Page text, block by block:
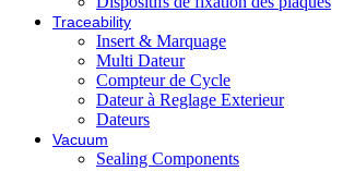
Traceability
Insert & Marquage
Multi Dateur
Compteur de Cycle
Dateur à Reglage Exterieur
Dateurs
Vacuum
Sealing Components